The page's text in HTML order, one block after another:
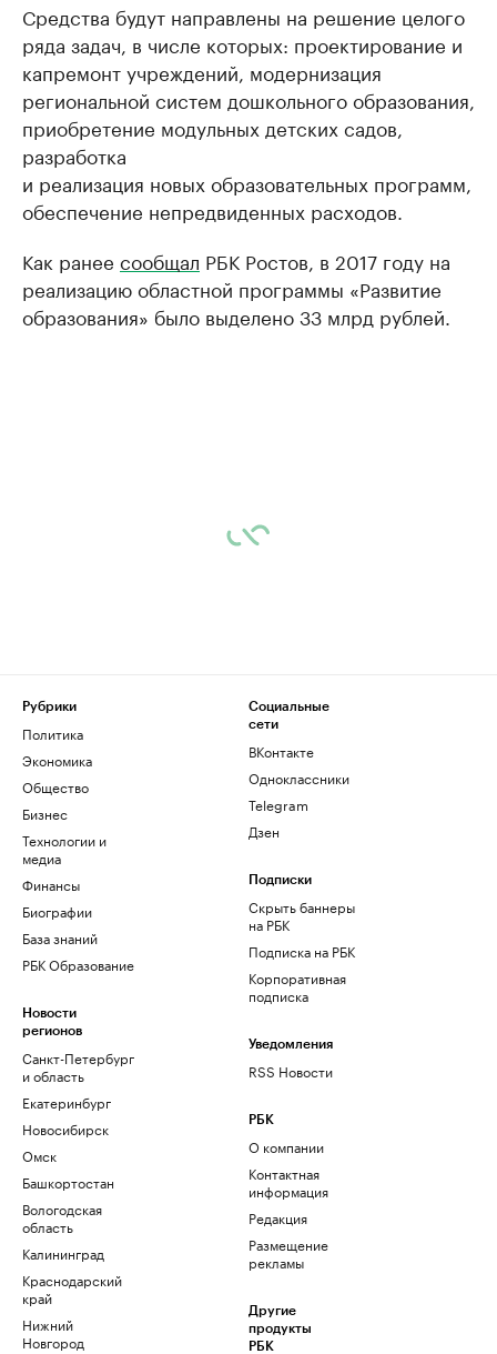
Средства будут направлены на решение целого
ряда задач, в числе которых: проектирование и
капремонт учреждений, модернизация
региональной систем дошкольного образования,
приобретение модульных детских садов,
разработка
и реализация новых образовательных программ,
обеспечение непредвиденных расходов.
Как ранее сообщал РБК Ростов, в 2017 году на
реализацию областной программы «Развитие
образования» было выделено 33 млрд рублей.
Рубрики
Политика
Экономика
Общество
Бизнес
Технологии и
медиа
Финансы
Биографии
База знаний
РБК Образование
Новости
регионов
Санкт-Петербург
и область
Екатеринбург
Новосибирск
Омск
Башкортостан
Вологодская
область
Калининград
Краснодарский
край
Нижний
Новгород
Социальные
сети
ВКонтакте
Одноклассники
Telegram
Дзен
Подписки
Скрыть баннеры
на РБК
Подписка на РБК
Корпоративная
подписка
Уведомления
RSS Новости
РБК
О компании
Контактная
информация
Редакция
Размещение
рекламы
Другие
продукты
РБК